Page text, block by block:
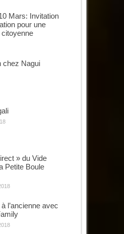
Mars: Invitation
pour une
chez Nagui
» du Vide
Petite Boule
l’ancienne avec